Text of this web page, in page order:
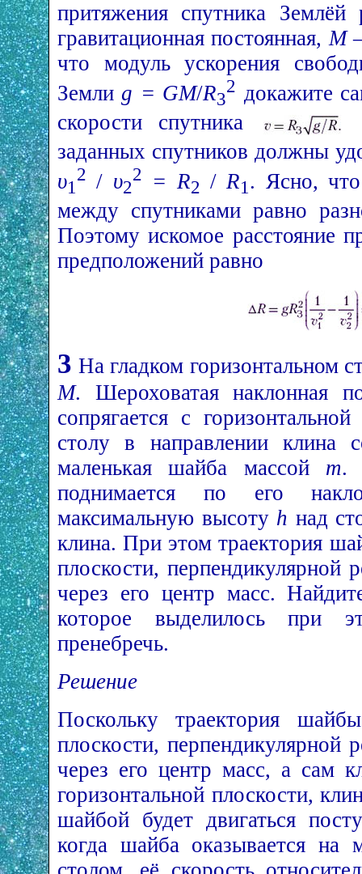
притяжения спутника
гравитационная постоянная,М
что модуль ускорения
Земли g = GM/R3
2 докажите
скорости спутника
заданных спутников должны
υ1
2 / υ2
2 = R2 / R1. Ясно, что
между спутниками равно
Поэтому искомое расстояние
предположений равно
3 На гладком горизонтальном
M. Шероховатая наклонная
сопрягается с
столу в направлении клина
маленькая шайба массой m.
поднимается по его
максимальную высоту h над
клина. При этом траектория
плоскости, перпендикулярной
через его центр масс.
которое выделилось при
пренебречь.
Решение
Поскольку траектория
плоскости, перпендикулярной
через его центр масс, а сам
горизонтальной плоскости,
шайбой будет двигаться
когда шайба оказывается на